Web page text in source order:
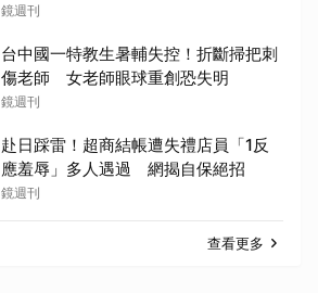
鏡週刊
台中國一特教生暑輔失控！折斷掃把刺
傷老師 女老師眼球重創恐失明
鏡週刊
赴日踩雷！超商結帳遭失禮店員「1反
應羞辱」多人遇過 網揭自保絕招
鏡週刊
查看更多